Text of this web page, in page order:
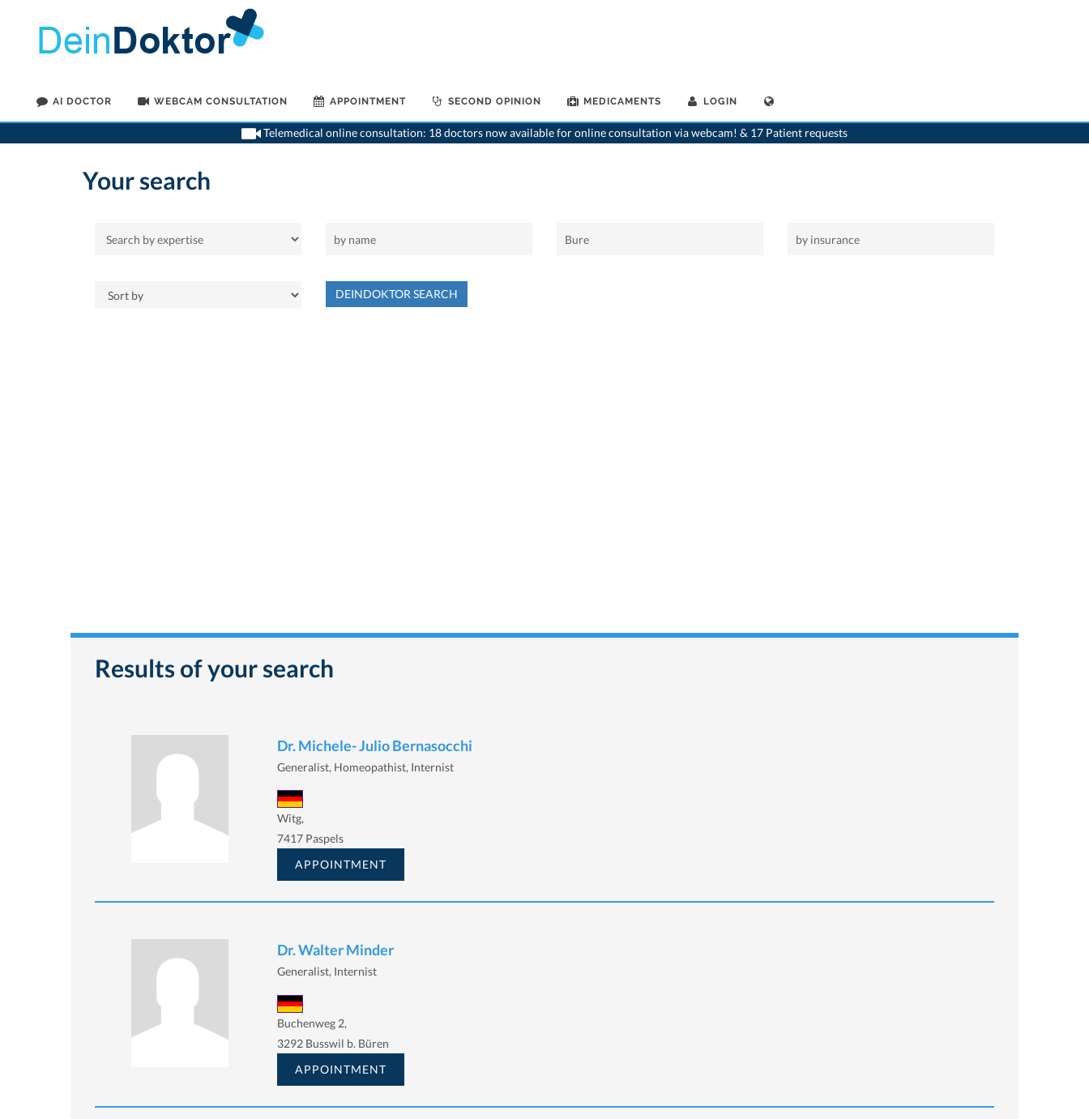
AI DOCTOR WEBCAM CONSULTATION APPOINTMENT SECOND OPINION MEDICAMENTS LOGIN
Telemedical online consultation: 18 doctors now available for online consultation via webcam! & 17 Patient requests
>Home>Bure
Your search
DEINDOKTOR SEARCH
Results of your search
Dr. Michele- Julio Bernasocchi
Generalist, Homeopathist, Internist
Witg,
7417 Paspels
APPOINTMENT
Dr. Walter Minder
Generalist, Internist
Buchenweg 2,
3292 Busswil b. Büren
APPOINTMENT